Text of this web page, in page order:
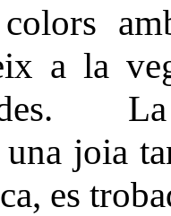
a la
La
joia
es